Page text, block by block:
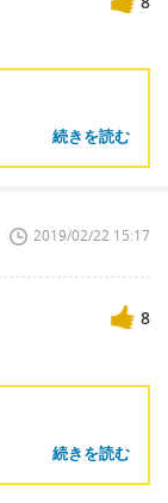
続きを読む
2019/02/22 15:17
8
続きを読む